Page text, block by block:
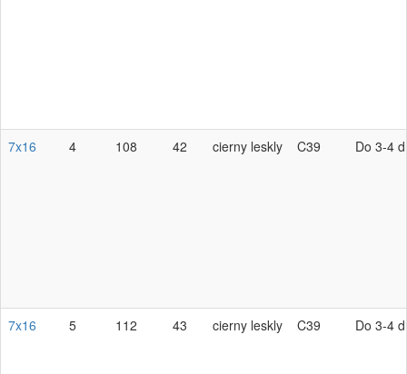
7x16 4 108 42 cierny leskly C39 Do 3-4
7x16 5 112 43 cierny leskly C39 Do 3-4